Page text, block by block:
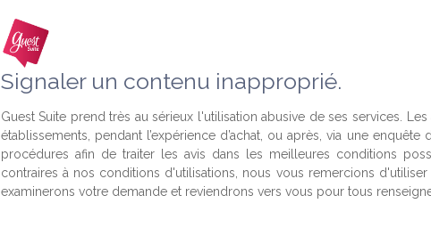
Signaler un contenu inapproprié.
Guest Suite prend très au sérieux l'utilisation abusive de ses services.
établissements, pendant l’expérience d’achat, ou après, via une
procédures afin de traiter les avis dans les meilleures conditions
contraires à nos conditions d'utilisations, nous vous remercions
examinerons votre demande et reviendrons vers vous pour tous